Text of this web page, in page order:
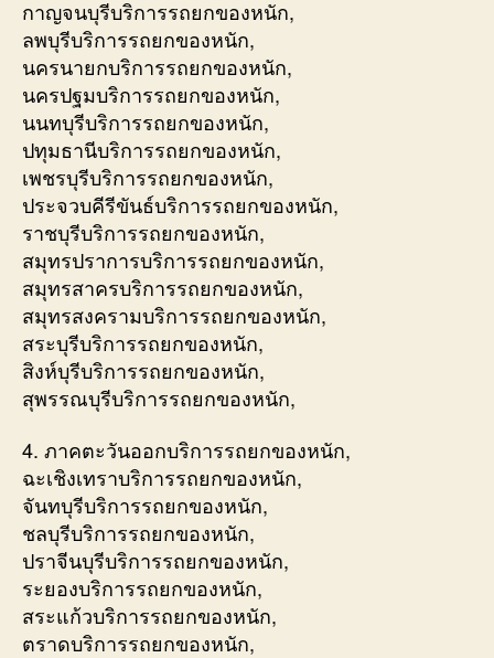
กาญจนบุรีบริการรถยกของหนัก,
ลพบุรีบริการรถยกของหนัก,
นครนายกบริการรถยกของหนัก,
นครปฐมบริการรถยกของหนัก,
นนทบุรีบริการรถยกของหนัก,
ปทุมธานีบริการรถยกของหนัก,
เพชรบุรีบริการรถยกของหนัก,
ประจวบคีรีขันธ์บริการรถยกของหนัก,
ราชบุรีบริการรถยกของหนัก,
สมุทรปราการบริการรถยกของหนัก,
สมุทรสาครบริการรถยกของหนัก,
สมุทรสงครามบริการรถยกของหนัก,
สระบุรีบริการรถยกของหนัก,
สิงห์บุรีบริการรถยกของหนัก,
สุพรรณบุรีบริการรถยกของหนัก,
4. ภาคตะวันออกบริการรถยกของหนัก,
ฉะเชิงเทราบริการรถยกของหนัก,
จันทบุรีบริการรถยกของหนัก,
ชลบุรีบริการรถยกของหนัก,
ปราจีนบุรีบริการรถยกของหนัก,
ระยองบริการรถยกของหนัก,
สระแก้วบริการรถยกของหนัก,
ตราดบริการรถยกของหนัก,